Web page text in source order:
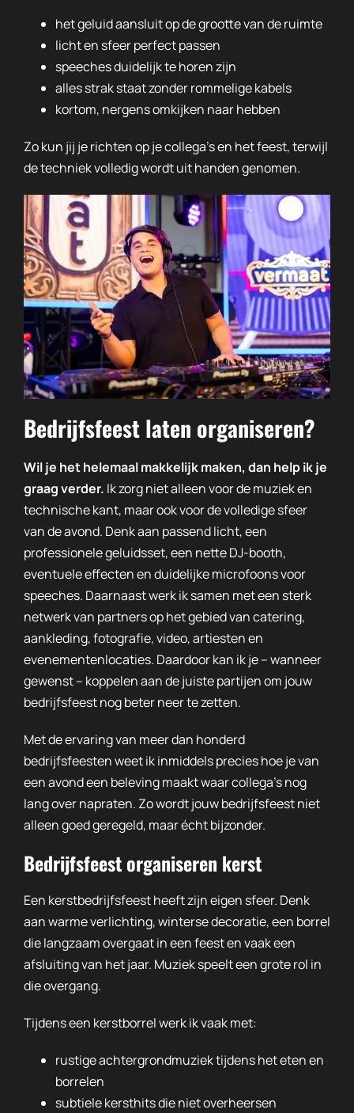
het geluid aansluit op de grootte van de ruimte
licht en sfeer perfect passen
speeches duidelijk te horen zijn
alles strak staat zonder rommelige kabels
kortom, nergens omkijken naar hebben
Zo kun jij je richten op je collega’s en het feest, terwijl
de techniek volledig wordt uit handen genomen.
Bedrijfsfeest laten organiseren?
Wil je het helemaal makkelijk maken, dan help ik je
graag verder. Ik zorg niet alleen voor de muziek en
technische kant, maar ook voor de volledige sfeer
van de avond. Denk aan passend licht, een
professionele geluidsset, een nette DJ-booth,
eventuele effecten en duidelijke microfoons voor
speeches. Daarnaast werk ik samen met een sterk
netwerk van partners op het gebied van catering,
aankleding, fotografie, video, artiesten en
evenementenlocaties. Daardoor kan ik je – wanneer
gewenst – koppelen aan de juiste partijen om jouw
bedrijfsfeest nog beter neer te zetten.
Met de ervaring van meer dan honderd
bedrijfsfeesten weet ik inmiddels precies hoe je van
een avond een beleving maakt waar collega’s nog
lang over napraten. Zo wordt jouw bedrijfsfeest niet
alleen goed geregeld, maar écht bijzonder.
Bedrijfsfeest organiseren kerst
Een kerstbedrijfsfeest heeft zijn eigen sfeer. Denk
aan warme verlichting, winterse decoratie, een borrel
die langzaam overgaat in een feest en vaak een
afsluiting van het jaar. Muziek speelt een grote rol in
die overgang.
Tijdens een kerstborrel werk ik vaak met:
rustige achtergrondmuziek tijdens het eten en
borrelen
subtiele kersthits die niet overheersen